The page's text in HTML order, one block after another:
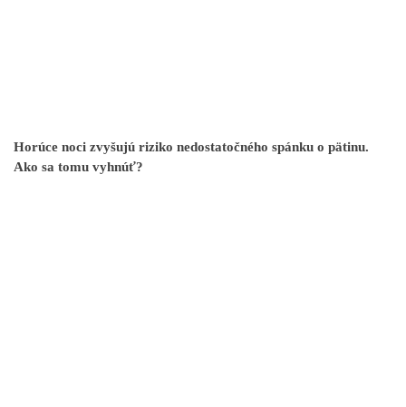
Horúce noci zvyšujú riziko nedostatočného spánku o pätinu.
Ako sa tomu vyhnúť?